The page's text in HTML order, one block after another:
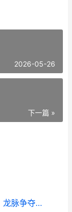
2026-05-26
下一篇 »
《宗师之上》跨服帮派活动主题策略：龙脉争夺战「问鼎诸天」方法详细解答 宗师之路